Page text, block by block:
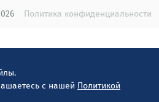
с нашей Политикой
Политика конфиденциальности